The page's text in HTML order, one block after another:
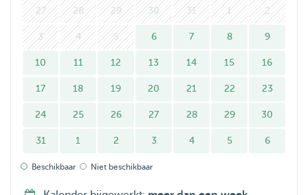
euro per uur.
27 28 29 30 31 1 2
3 4 5 6 7 8 9
10 11 12 13 14 15 16
17 18 19 20 21 22 23
24 25 26 27 28 29 30
31 1 2 3 4 5 6
Beschikbaar Niet beschikbaar